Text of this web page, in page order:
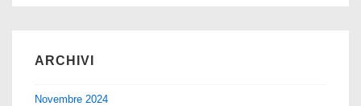
ARCHIVI
Novembre 2024